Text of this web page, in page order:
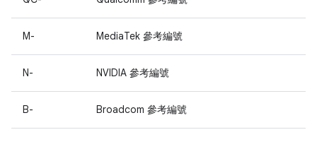
M- MediaTek 參考編號
N- NVIDIA 參考編號
B- Broadcom 參考編號